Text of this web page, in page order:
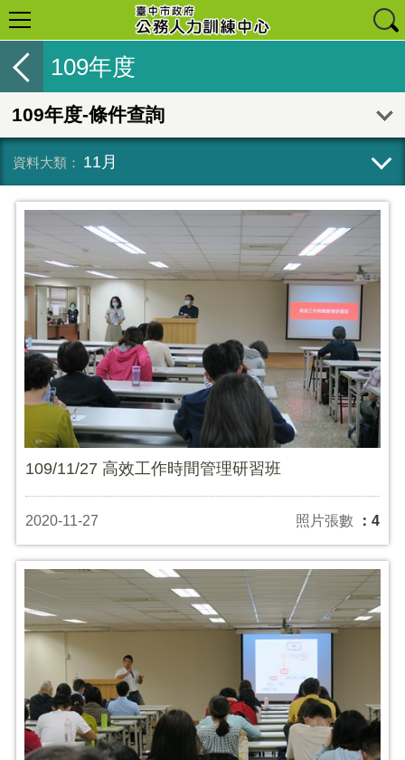
109年度
109年度-條件查詢
11月
109/11/27 高效工作時間管理研習班
2020-11-27 照片張數 ：4